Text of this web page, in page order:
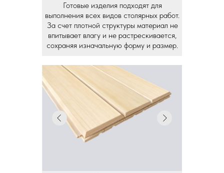
Готовые изделия подходят для
выполнения всех видов столярных работ.
За счет плотной структуры материал не
впитывает влагу и не растрескивается,
сохраняя изначальную форму и размер.